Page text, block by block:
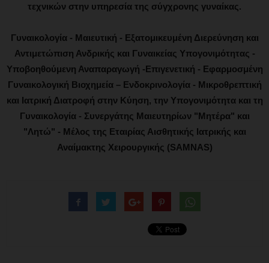
τεχνικών στην υπηρεσία της σύγχρονης γυναίκας.
Γυναικολογία - Μαιευτική - Εξατομικευμένη Διερεύνηση και
Αντιμετώπιση Ανδρικής και Γυναικείας Υπογονιμότητας -
Υποβοηθούμενη Αναπαραγωγή -Επιγενετική - Εφαρμοσμένη
Γυναικολογική Βιοχημεία – Ενδοκρινολογία - Μικροθρεπτική
και Ιατρική Διατροφή στην Κύηση, την Υπογονιμότητα και τη
Γυναικολογία - Συνεργάτης Μαιευτηρίων "Μητέρα" και
"Λητώ" - Μέλος της Εταιρίας Αισθητικής Ιατρικής και
Αναίμακτης Χειρουργικής (SAMNAS)